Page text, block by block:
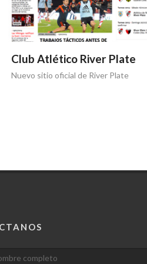
Club Atlético River Plate
Nuevo sitio oficial de River Plate